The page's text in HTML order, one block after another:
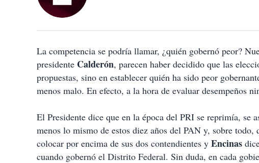
e
c
m
p
a
r
t
La competencia se podría llamar, ¿quién gobernó peor?
presidente Calderón, parecen haber decidido que las
propuestas, sino en establecer quién ha sido peor
menos malo. En efecto, a la hora de evaluar desempeños
El Presidente dice que en la época del PRI se reprimía, se
menos lo mismo de estos diez años del PAN y, sobre
colocar por encima de sus dos contendientes y Encinas
cuando gobernó el Distrito Federal. Sin duda, en cada